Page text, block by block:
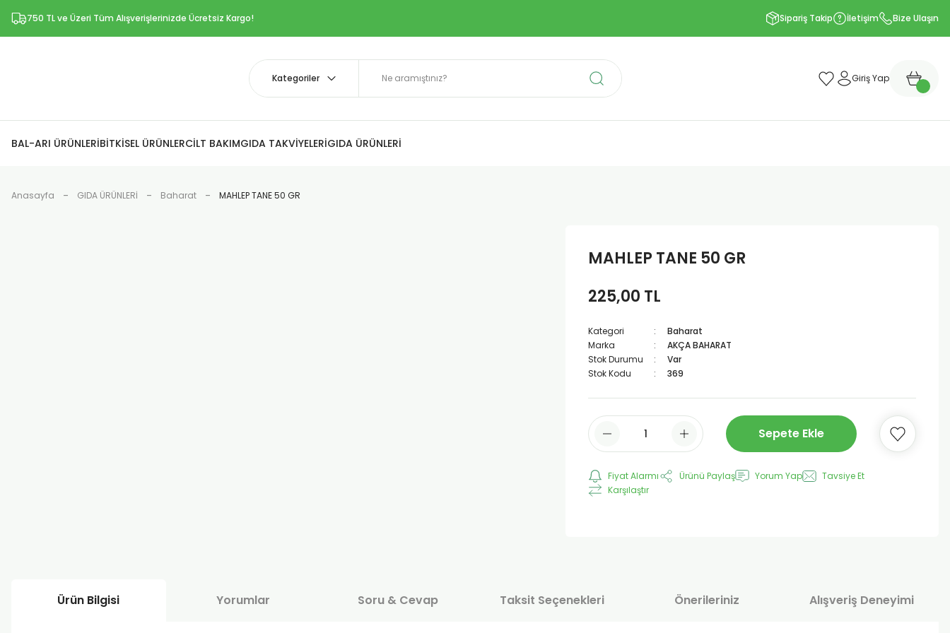
750 TL ve Üzeri Tüm Alışverişlerinizde Ücretsiz Kargo! Sipariş Takip İletişim Bize Ulaşın
Giriş Yap
BAL-ARI ÜRÜNLERİBİTKİSEL ÜRÜNLERCİLT BAKIMGIDA TAKVİYELERİGIDA ÜRÜNLERİ
Anasayfa GIDA ÜRÜNLERİ Baharat MAHLEP TANE 50 GR
MAHLEP TANE 50 GR
225,00 TL
Kategori
Baharat
Marka
AKÇA BAHARAT
Stok Durumu
Var
Stok Kodu
369
Sepete Ekle
Fiyat Alarmı Ürünü Paylaş Yorum Yap
Tavsiye Et
Karşılaştır
Ürün Bilgisi Yorumlar Soru & Cevap Taksit Seçenekleri Önerileriniz Alışveriş Deneyimi